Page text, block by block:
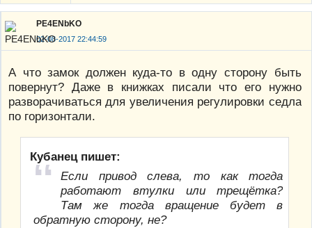
PE4ENbKO
02-08-2017 22:44:59
А что замок должен куда-то в одну сторону быть
повернут? Даже в книжках писали что его нужно
разворачиваться для увеличения регулировки седла
по горизонтали.
Кубанец пишет:
Если привод слева, то как тогда
работают втулки или трещётка?
Там же тогда вращение будет в
обратную сторону, не?